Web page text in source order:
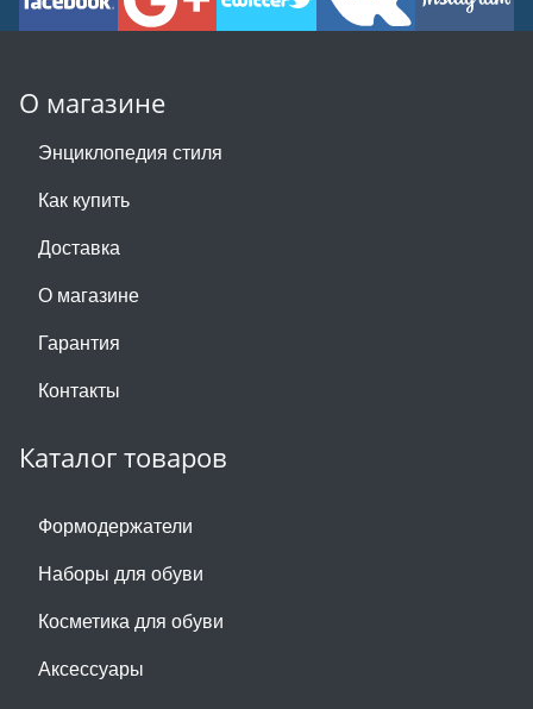
О магазине
Энциклопедия стиля
Как купить
Доставка
О магазине
Гарантия
Контакты
Каталог товаров
Формодержатели
Наборы для обуви
Косметика для обуви
Аксессуары